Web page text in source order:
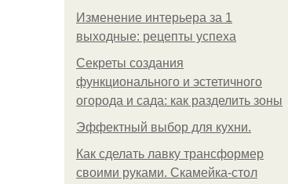
Изменение интерьера за 1
выходные: рецепты успеха
Секреты создания
функционального и эстетичного
огорода и сада: как разделить зоны
Эффектный выбор для кухни.
Как сделать лавку трансформер
своими руками. Скамейка-стол